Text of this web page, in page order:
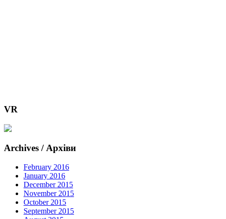
VR
Archives / Архіви
February 2016
January 2016
December 2015
November 2015
October 2015
September 2015